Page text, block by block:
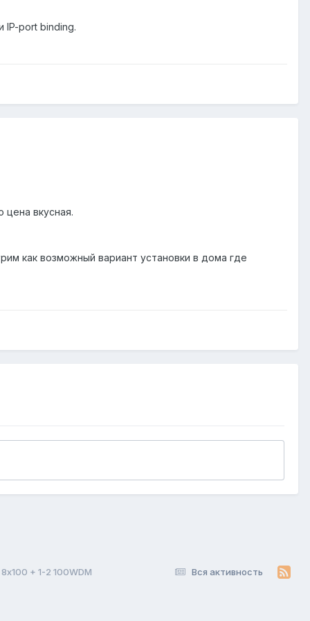
IP-port binding.
цена вкусная.
как возможный вариант установки в дома где
Вся активность
+ 1-2 100WDM